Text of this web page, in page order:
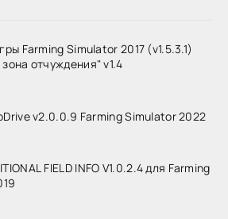
Farming Simulator 2017 (v1.5.3.1)
отчуждения" v1.4
v2.0.0.9 Farming Simulator 2022
FIELD INFO V1.0.2.4 для Farming